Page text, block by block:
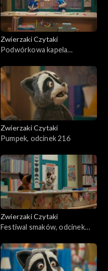
Zwierzaki Czytaki
Podwórkowa kapela
Zwierzaki Czytaki
Pumpek, odcinek 216
Zwierzaki Czytaki
Festiwal smaków, odcinek